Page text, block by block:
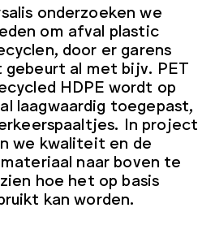
onderzoeken we
om afval plastic
door er garens
al met bijv. PET
HDPE wordt op
laagwaardig toegepast,
In project
we kwaliteit en de
naar boven te
hoe het op basis
kan worden.